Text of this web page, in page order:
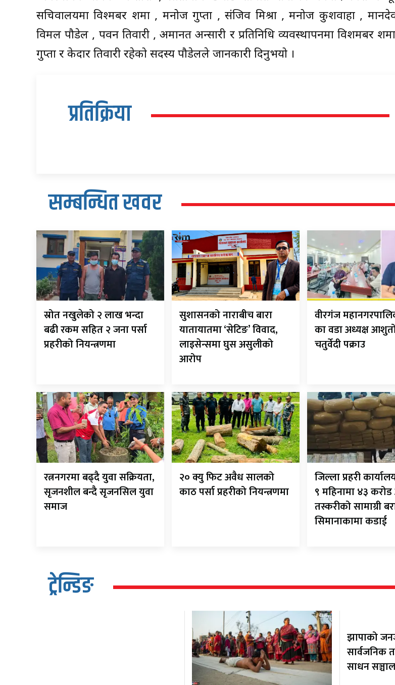
सचिवालयमा विश्मबर शर्मा , मनोज गुप्ता , संजिव मिश्रा , मनोज कुशवाहा ,
विमल पौडेल , पवन तिवारी , अमानत अन्सारी र प्रतिनिधि व्यवस्थापनमा विशमबर
गुप्ता र केदार तिवारी रहेको सदस्य पौडेलले जानकारी दिनुभयो ।
प्रतिक्रिया
सम्बन्धित खवर
स्रोत नखुलेको २ लाख भन्दा
बढी रकम सहित २ जना पर्सा
प्रहरीको नियन्त्रणमा
सुशासनको नाराबीच बारा
यातायातमा ‘सेटिङ’ विवाद,
लाइसेन्समा घुस असुलीको
आरोप
वीरगंज
का वडा अध्यक्ष
चतुर्वेदी पक्राउ
रत्ननगरमा बढ्दै युवा सक्रियता,
सृजनशील बन्दै सृजनसिल युवा
समाज
२० क्यु फिट अवैध सालको
काठ पर्सा प्रहरीको नियन्त्रणमा
जिल्ला प्रहरी
९ महिनामा ४३
तस्करीको सामाग्री
सिमानाकामा कडाई
ट्रेन्डिङ
झापाको
सार्वजनिक
साधन